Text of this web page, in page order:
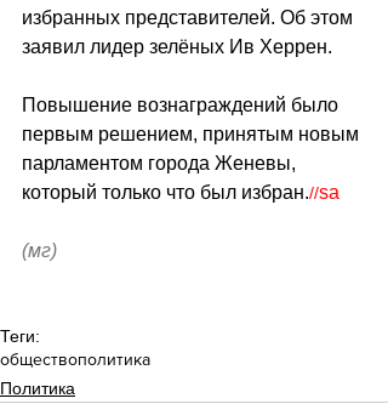
избранных представителей. Об этом
заявил лидер зелёных Ив Херрен.
Повышение вознаграждений было
первым решением, принятым новым
парламентом города Женевы,
который только что был избран.//sa
(мг)
Теги:
обществополитика
Политика